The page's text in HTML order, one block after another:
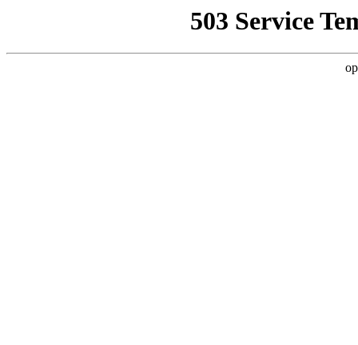
503 Service